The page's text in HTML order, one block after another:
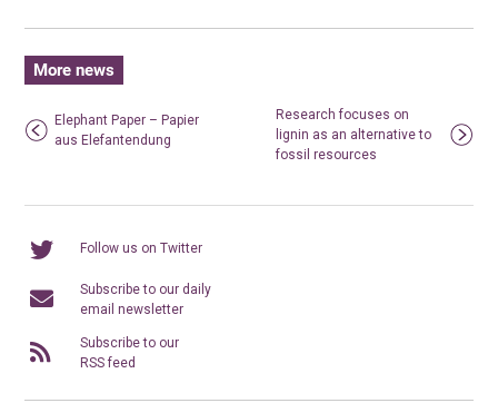
More news
Elephant Paper – Papier
aus Elefantendung
Research focuses on
lignin as an alternative to
fossil resources
Follow us on Twitter
Subscribe to our daily
email newsletter
Subscribe to our
RSS feed